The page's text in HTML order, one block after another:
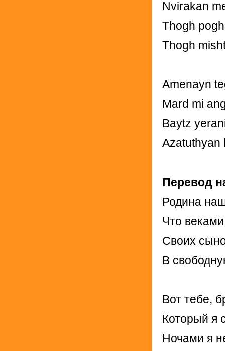
Nvirakan
Thogh
Thogh
Amenayn
Mard mi
Baytz
Azatuthyan
Перевод
Родина
Что
Своих
В
Вот тебе,
Который я
Ночами я